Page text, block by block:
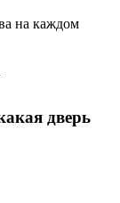
на каждом
дверь